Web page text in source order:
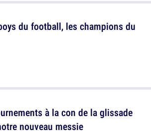
à la con de la glissade
nouveau messie
du football, les champions du